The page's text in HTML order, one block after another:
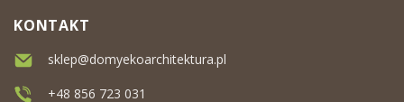
KONTAKT
sklep@domyekoarchitektura.pl
+48 856 723 031